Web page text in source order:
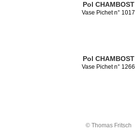
Pol CHAMBOST
Vase Pichet n° 1017
Pol CHAMBOST
Vase Pichet n° 1266
© Thomas Fritsch